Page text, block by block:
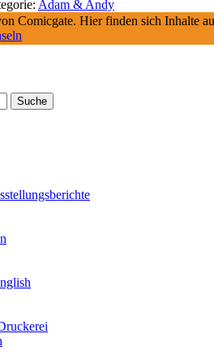
Adam & Andy
Comicgate. Hier finden sich Inhalte